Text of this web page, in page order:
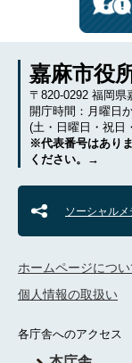
嘉麻市役
〒820-0292 福岡県
開庁時間：月曜日
(土・日曜日・祝日
※代表番号はあり
ください。→
ソーシャルメ
各庁舎へのアクセス
ホームページについ
個人情報の取扱い